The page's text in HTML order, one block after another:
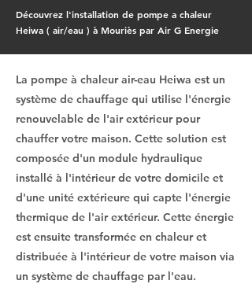
Découvrez l'installation de pompe a chaleur
Heiwa ( air/eau ) à Mouriès par Air G Energie
La pompe à chaleur air-eau Heiwa est un
système de chauffage qui utilise l'énergie
renouvelable de l'air extérieur pour
chauffer votre maison. Cette solution est
composée d'un module hydraulique
installé à l'intérieur de votre domicile et
d'une unité extérieure qui capte l'énergie
thermique de l'air extérieur. Cette énergie
est ensuite transformée en chaleur et
distribuée à l'intérieur de votre maison via
un système de chauffage par l'eau.